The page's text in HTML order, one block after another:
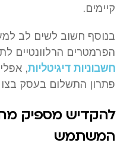
קיימים.
בנוסף חשוב לשים לב
הפרמטרים הרלוונטיים
חשבוניות דיגיטליות,
פתרון התשלום בעסק
להקדיש מספיק
המשתמש